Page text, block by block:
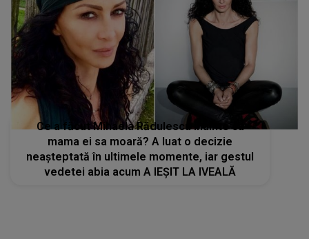
Ce a făcut Mihaela Rădulescu înainte ca
mama ei sa moară? A luat o decizie
neașteptată în ultimele momente, iar gestul
vedetei abia acum A IEȘIT LA IVEALĂ